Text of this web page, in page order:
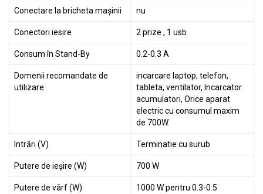
Conectare la bricheta mașinii nu
Conectori iesire 2 prize , 1 usb
Consum în Stand-By 0.2-0.3 A
Domenii recomandate de
utilizare
incarcare laptop, telefon,
tableta, ventilator, Incarcator
acumulatori, Orice aparat
electric cu consumul maxim
de 700W.
Intrări (V) Terminatie cu surub
Putere de ieșire (W) 700 W
Putere de vârf (W)
1000 W pentru 0.3-0.5